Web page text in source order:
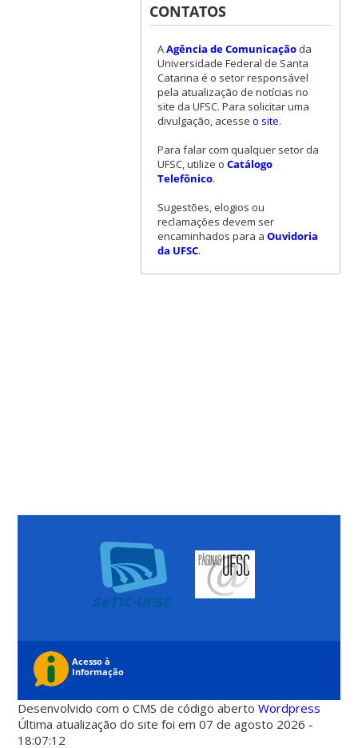
CONTATOS
AAgência de Comunicaçãoda
Universidade Federal de Santa
Catarina é o setor responsável
pela atualização de notícias no
site da UFSC. Para solicitar uma
divulgação, acesse o site.
Para falar com qualquer setor da
UFSC, utilize o Catálogo
Telefônico.
Sugestões, elogios ou
reclamações devem ser
encaminhados para a Ouvidoria
da UFSC.
Desenvolvido com o CMS de código abertoWordpress
Última atualização do site foi em 07 de agosto 2026 -
18:07:12